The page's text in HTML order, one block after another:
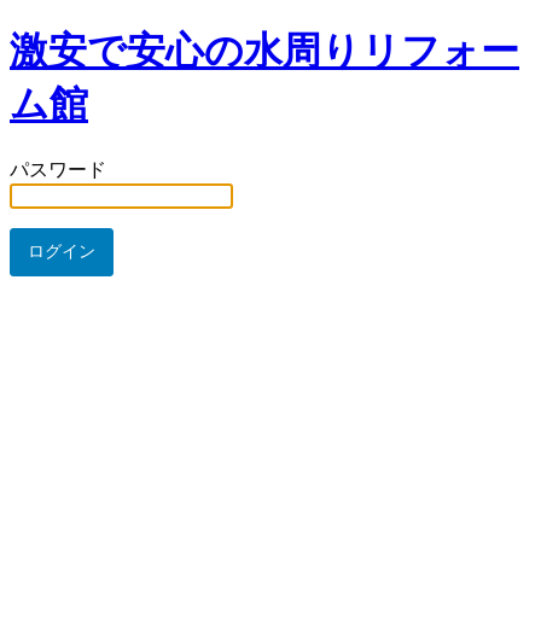
激安で安心の水周りリフォー
ム館
パスワード